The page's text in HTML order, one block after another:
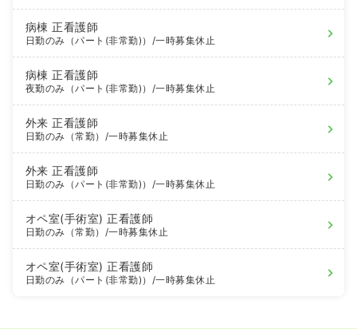
病棟正看護師
日勤のみ（パート(非常勤)） /一時募集休止
病棟正看護師
夜勤のみ（パート(非常勤)） /一時募集休止
外来正看護師
日勤のみ（常勤） /一時募集休止
外来正看護師
日勤のみ（パート(非常勤)） /一時募集休止
オペ室(手術室)正看護師
日勤のみ（常勤） /一時募集休止
オペ室(手術室)正看護師
日勤のみ（パート(非常勤)） /一時募集休止